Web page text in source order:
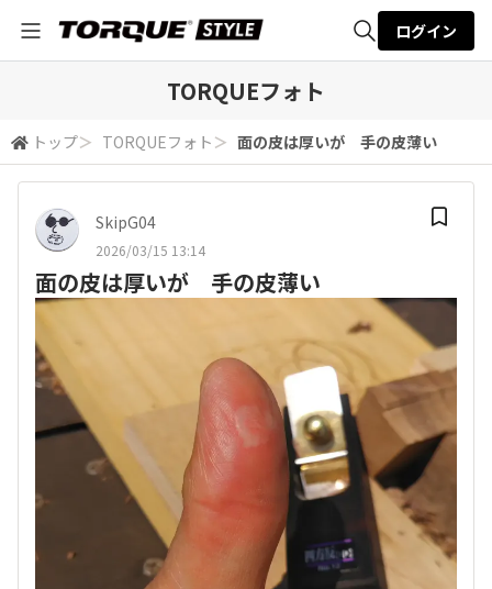
検索
ログイン
TORQUEフォト
トップ＞ TORQUEフォト ＞ 面の皮は厚いが 手の皮薄い
SkipG04
2026/03/15 13:14
面の皮は厚いが 手の皮薄い